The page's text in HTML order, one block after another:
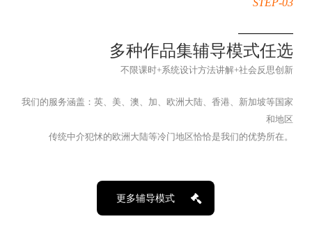
多种作品集辅导模式任选
不限课时+系统设计方法讲解+社会反思创新
我们的服务涵盖：英、美、澳、加、欧洲大陆、香港、新加坡等国家
和地区
传统中介犯怵的欧洲大陆等冷门地区恰恰是我们的优势所在。
更多辅导模式